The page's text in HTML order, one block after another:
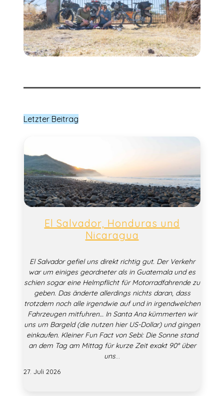
Letzter Beitrag
El Salvador, Honduras und
Nicaragua
El Salvador gefiel uns direkt richtig gut. Der Verkehr
war um einiges geordneter als in Guatemala und es
schien sogar eine Helmpflicht für Motorradfahrende zu
geben. Das änderte allerdings nichts daran, dass
trotzdem noch alle irgendwie auf und in irgendwelchen
Fahrzeugen mitfuhren… In Santa Ana kümmerten wir
uns um Bargeld (die nutzen hier US-Dollar) und gingen
einkaufen. Kleiner Fun Fact von Sebi: Die Sonne stand
an dem Tag am Mittag für kurze Zeit exakt 90° über
uns…
27. Juli 2026